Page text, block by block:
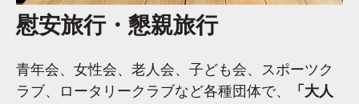
慰安旅行・懇親旅行
青年会、女性会、老人会、子ども会、スポーツク
ラブ、ロータリークラブなど各種団体で、
「大人